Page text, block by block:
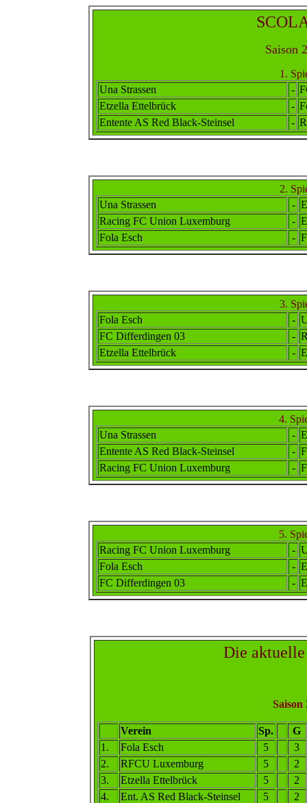
Saison
1.
Una Strassen
-
Etzella Ettelbrück
-
Entente AS Red Black-Steinsel -
2.
Una Strassen
-
Racing FC Union Luxemburg
-
Fola Esch
-
3.
Fola Esch
-
FC Differdingen 03
-
Etzella Ettelbrück
-
4.
Una Strassen
-
Entente AS Red Black-Steinsel -
Racing FC Union Luxemburg
-
5.
Racing FC Union Luxemburg
-
Fola Esch
-
FC Differdingen 03
-
Die
Saison
Verein Sp.
G
1 . Fola Esch 5
3
2. RFCU Luxemburg 5
2
3. Etzella Ettelbrück 5
2
4. Ent. AS Red Black-Steinsel 5
2